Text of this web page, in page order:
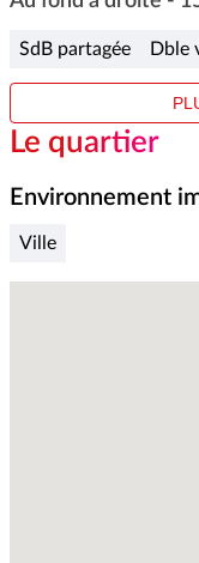
SdB partagée Dble
Le quartier
Environnement
Ville